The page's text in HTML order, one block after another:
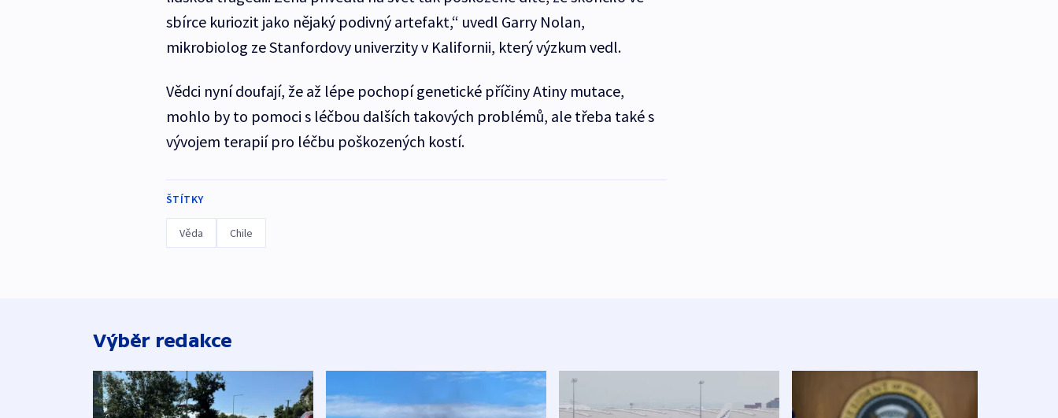
sbírce kuriozit jako nějaký podivný artefakt,“ uvedl Garry Nolan,
mikrobiolog ze Stanfordovy univerzity v Kalifornii, který výzkum vedl.
Vědci nyní doufají, že až lépe pochopí genetické příčiny Atiny mutace,
mohlo by to pomoci s léčbou dalších takových problémů, ale třeba také s
vývojem terapií pro léčbu poškozených kostí.
ŠTÍTKY
Věda Chile
Výběr redakce